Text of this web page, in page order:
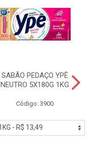
SABÃO PEDAÇO YPÊ
NEUTRO 5X180G 1KG
Código: 3900